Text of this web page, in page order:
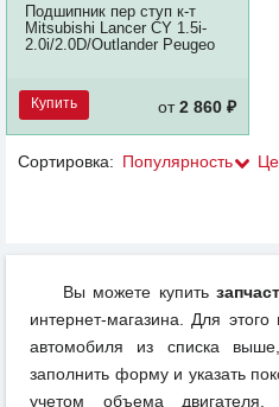
Подшипник пер ступ к-т
Mitsubishi Lancer CY 1.5i-
2.0i/2.0D/Outlander Peugeo
Купить от2 860 ₽
Сортировка: Популярность
Вы можете купить
интернет-магазина. Для
автомобиля из списка
заполнить форму и указать
учетом объема